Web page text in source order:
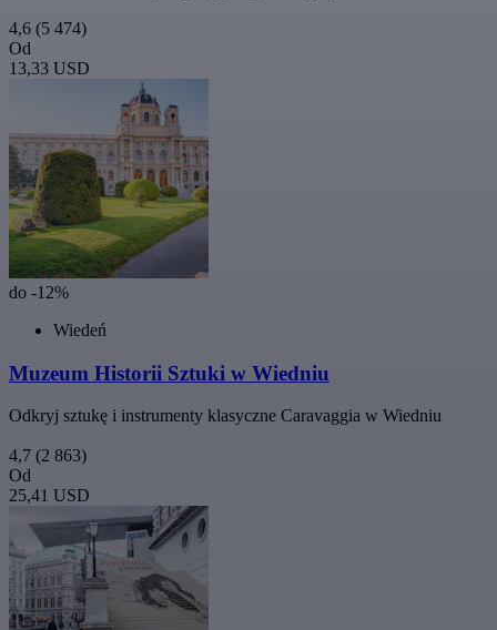
4,6 (5 474)
Od
13,33 USD
do -12%
Wiedeń
Muzeum Historii Sztuki w Wiedniu
Odkryj sztukę i instrumenty klasyczne Caravaggia w Wiedniu
4,7 (2 863)
Od
25,41 USD